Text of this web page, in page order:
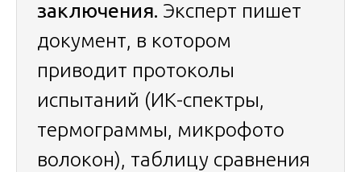
заключения. Эксперт пишет
документ, в котором
приводит протоколы
испытаний (ИК-спектры,
термограммы, микрофото
волокон), таблицу сравнения